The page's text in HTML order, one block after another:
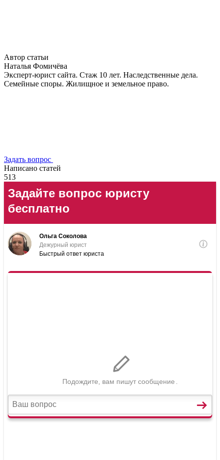
Автор статьи
Наталья Фомичёва
Эксперт-юрист сайта. Стаж 10 лет. Наследственные дела.
Семейные споры. Жилищное и земельное право.
Задать вопрос
Написано статей
513